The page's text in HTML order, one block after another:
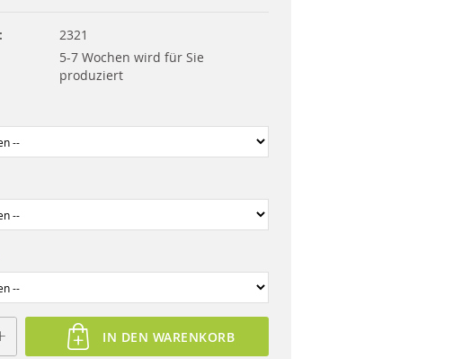
2321
5-7 Wochen wird für Sie
produziert
IN DEN WARENKORB